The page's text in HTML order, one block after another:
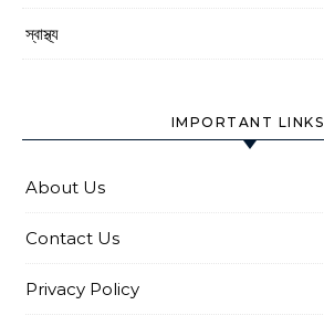
স্বাস্থ্য
IMPORTANT LINKS
About Us
Contact Us
Privacy Policy